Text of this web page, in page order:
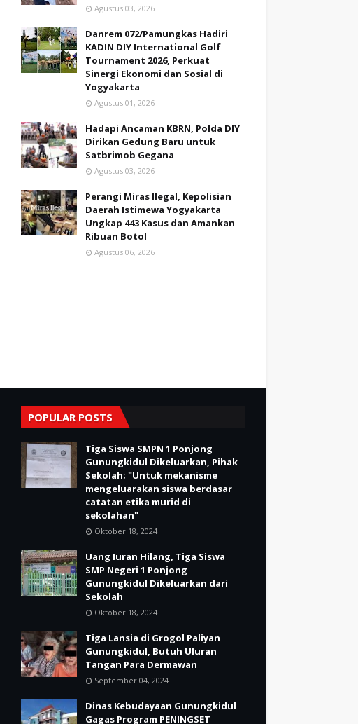
Agustus 03, 2026
Danrem 072/Pamungkas Hadiri
KADIN DIY International Golf
Tournament 2026, Perkuat
Sinergi Ekonomi dan Sosial di
Yogyakarta
Agustus 01, 2026
Hadapi Ancaman KBRN, Polda DIY
Dirikan Gedung Baru untuk
Satbrimob Gegana
Agustus 03, 2026
Perangi Miras Ilegal, Kepolisian
Daerah Istimewa Yogyakarta
Ungkap 443 Kasus dan Amankan
Ribuan Botol
Agustus 06, 2026
POPULAR POSTS
Tiga Siswa SMPN 1 Ponjong
Gunungkidul Dikeluarkan, Pihak
Sekolah; "Untuk mekanisme
mengeluarakan siswa berdasar
catatan etika murid di
sekolahan"
Oktober 18, 2024
Uang Iuran Hilang, Tiga Siswa
SMP Negeri 1 Ponjong
Gunungkidul Dikeluarkan dari
Sekolah
Oktober 18, 2024
Tiga Lansia di Grogol Paliyan
Gunungkidul, Butuh Uluran
Tangan Para Dermawan
September 04, 2024
Dinas Kebudayaan Gunungkidul
Gagas Program PENINGSET